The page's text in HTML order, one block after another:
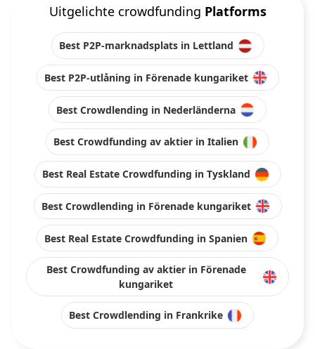
Uitgelichte crowdfunding Platforms
Best P2P-marknadsplats in Lettland
Best P2P-utlåning in Förenade kungariket
Best Crowdlending in Nederländerna
Best Crowdfunding av aktier in Italien
Best Real Estate Crowdfunding in Tyskland
Best Crowdlending in Förenade kungariket
Best Real Estate Crowdfunding in Spanien
Best Crowdfunding av aktier in Förenade
kungariket
Best Crowdlending in Frankrike